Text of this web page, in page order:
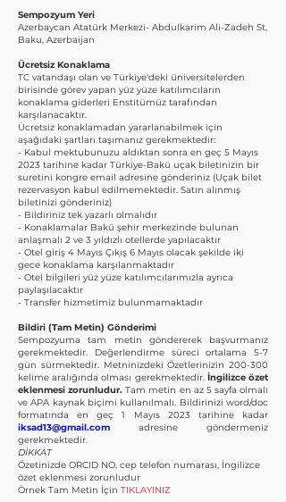
Sempozyum Yeri
Azerbaycan Atatürk Merkezi- Abdulkarim Ali-Zadeh St,
Baku, Azerbaijan
Ücretsiz Konaklama
TC vatandaşı olan ve Türkiye'deki üniversitelerden
birisinde görev yapan yüz yüze katılımcıların
konaklama giderleri Enstitümüz tarafından
karşılanacaktır.
Ücretsiz konaklamadan yararlanabilmek için
aşağıdaki şartları taşımanız gerekmektedir:
- Kabul mektubunuzu aldıktan sonra en geç 5 Mayıs
2023 tarihine kadar Türkiye-Bakü uçak biletinizin bir
suretini kongre email adresine gönderiniz (Uçak bilet
rezervasyon kabul edilmemektedir. Satın alınmış
biletinizi gönderiniz)
- Bildiriniz tek yazarlı olmalıdır
- Konaklamalar Bakü şehir merkezinde bulunan
anlaşmalı 2 ve 3 yıldızlı otellerde yapılacaktır
- Otel giriş 4 Mayıs Çıkış 6 Mayıs olacak şekilde iki
gece konaklama karşılanmaktadır
- Otel bilgileri yüz yüze katılımcılarımızla ayrıca
paylaşılacaktır
- Transfer hizmetimiz bulunmamaktadır
Bildiri (Tam Metin) Gönderimi
Sempozyuma tam metin göndererek başvurmanız
gerekmektedir. Değerlendirme süreci ortalama 5-7
gün sürmektedir. Metninizdeki Özetlerinizin 200-300
kelime aralığında olması gerekmektedir. İngilizce özet
eklenmesi zorunludur. Tam metin en az 5 sayfa olmalı
ve APA kaynak biçimi kullanılmalı. Bildirinizi word/doc
formatında en geç 1 Mayıs 2023 tarihine kadar
iksad13@gmail.com adresine göndermeniz
gerekmektedir.
DİKKAT
Özetinizde ORCID NO, cep telefon numarası, İngilizce
özet eklenmesi zorunludur
Örnek Tam Metin İçin TIKLAYINIZ